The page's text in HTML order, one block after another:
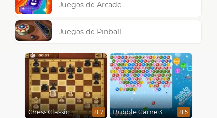
Juegos de Arcade
Juegos de Pinball
Chess Classic 8.7 Bubble Game 3 Christmas 8.5